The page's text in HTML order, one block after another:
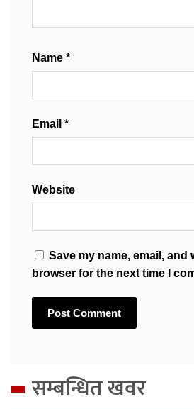
Name *
Email *
Website
Save my name, email, and
browser for the next time I
सम्बन्धित खवर